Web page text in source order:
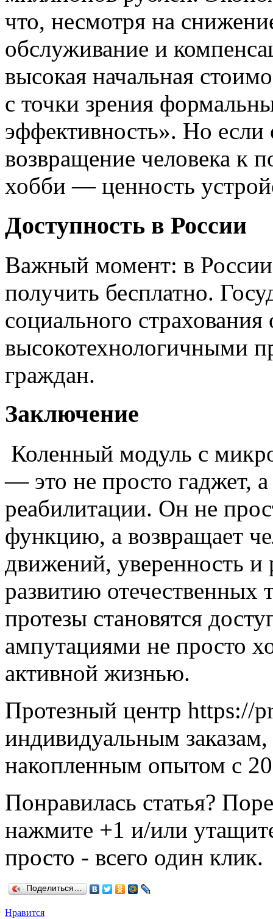
что, несмотря на
обслуживание и
высокая начальная
с точки зрения
эффективность». Но
возвращение человека к
хобби — ценность
Доступность в России
Важный момент: в
получить бесплатно.
социального страхования
высокотехнологичными
граждан.
Заключение
Коленный модуль с
— это не просто гаджет,
реабилитации. Он не
функцию, а возвращает
движений, уверенность и
развитию отечественных
протезы становятся
ампутациями не просто
активной жизнью.
Протезный центр https://
индивидуальным
накопленным опытом с
Понравилась статья?
нажмите +1 и/или
просто - всего один клик.
Поделиться…
Нравится